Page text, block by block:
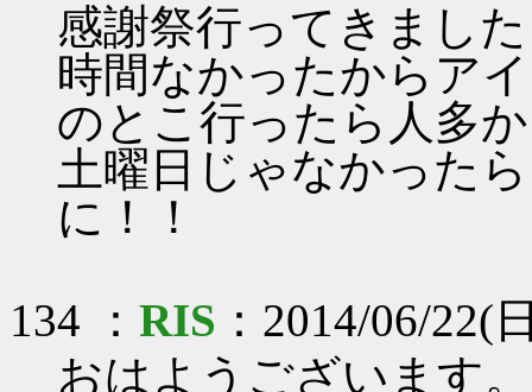
感謝祭行ってきまし
時間なかったからア
のとこ行ったら人多
土曜日じゃなかった
に！！
134 ： RIS ：2014/06/22(
おはようございます。